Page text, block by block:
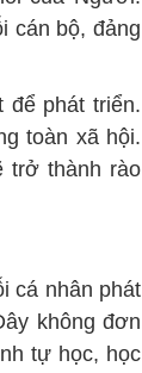
cán bộ, đảng
để phát triển.
toàn xã hội.
trở thành rào
cá nhân phát
không đơn
tự học, học